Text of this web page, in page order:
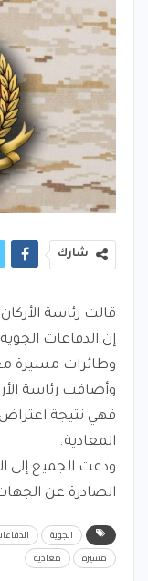
شارك
قالت رئاسة
إن الدفاعات
وطائرات مسيرة
وأضافت رئاسة
فهي نتيجة
المعادية.
ودعت الجميع إلى
الصادرة عن
الجوية
مسيرة
معادية